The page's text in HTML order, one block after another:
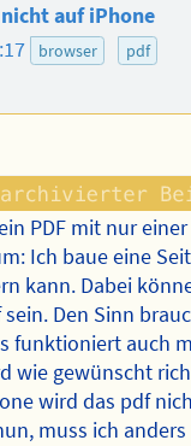
auf iPhone
browser pdf
PDF mit nur einer
Ich baue eine
kann. Dabei
Den Sinn
funktioniert auch
wie gewünscht
wird das pdf
muss ich anders